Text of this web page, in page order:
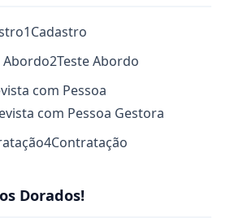
1Cadastro
Abordo2Teste Abordo
com Pessoa
com Pessoa Gestora
4Contratação
Dorados!